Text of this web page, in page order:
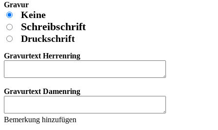
Gravur
Keine
Schreibschrift
Druckschrift
Gravurtext Herrenring
Gravurtext Damenring
Bemerkung hinzufügen